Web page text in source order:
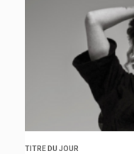
TITRE DU JOUR